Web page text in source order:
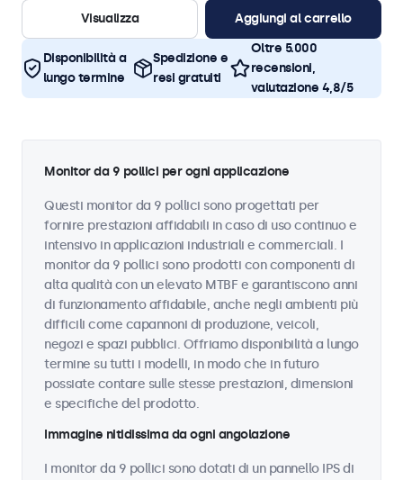
Visualizza
Aggiungi al carrello
Disponibilità a
lungo termine
Spedizione e
resi gratuiti
Oltre 5.000
recensioni,
valutazione 4,8/5
Monitor da 9 pollici per ogni applicazione
Questi monitor da 9 pollici sono progettati per
fornire prestazioni affidabili in caso di uso continuo e
intensivo in applicazioni industriali e commerciali. I
monitor da 9 pollici sono prodotti con componenti di
alta qualità con un elevato MTBF e garantiscono anni
di funzionamento affidabile, anche negli ambienti più
difficili come capannoni di produzione, veicoli,
negozi e spazi pubblici. Offriamo disponibilità a lungo
termine su tutti i modelli, in modo che in futuro
possiate contare sulle stesse prestazioni, dimensioni
e specifiche del prodotto.
Immagine nitidissima da ogni angolazione
I monitor da 9 pollici sono dotati di un pannello IPS di